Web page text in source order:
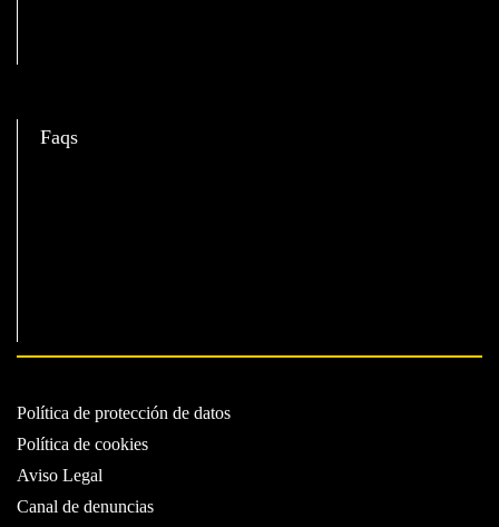
Faqs
Política de protección de datos
Política de cookies
Aviso Legal
Canal de denuncias